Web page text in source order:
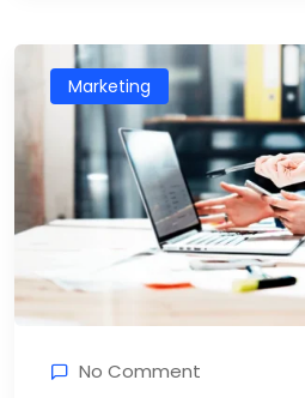
Marketing
No Comment